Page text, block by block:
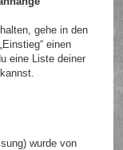
gehe in den
einen
eine Liste deiner
wurde von